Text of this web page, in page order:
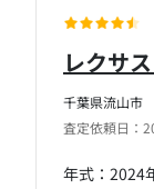
千葉県流山市
査定依頼日：
レクサ
年式：2024